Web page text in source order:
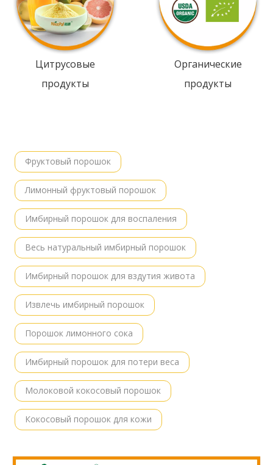
Цитрусовые
продукты
Органические
продукты
Фруктовый порошок
Лимонный фруктовый порошок
Имбирный порошок для воспаления
Весь натуральный имбирный порошок
Имбирный порошок для вздутия живота
Извлечь имбирный порошок
Порошок лимонного сока
Имбирный порошок для потери веса
Молоковой кокосовый порошок
Кокосовый порошок для кожи